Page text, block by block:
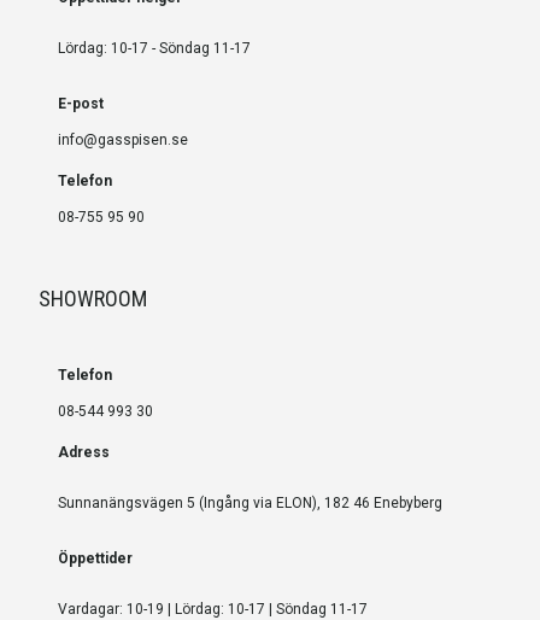
Lördag: 10-17 - Söndag 11-17
E-post
info@gasspisen.se
Telefon
08-755 95 90
SHOWROOM
Telefon
08-544 993 30
Adress
Sunnanängsvägen 5 (Ingång via ELON), 182 46 Enebyberg
Öppettider
Vardagar: 10-19 | Lördag: 10-17 | Söndag 11-17